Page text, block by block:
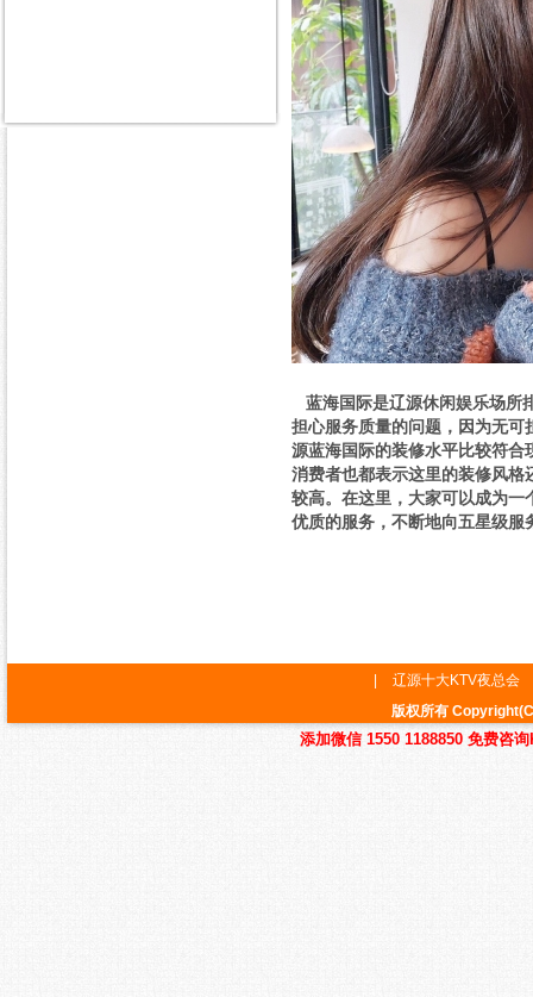
蓝海国际是辽源休闲娱乐场所
担心服务质量的问题，因为无
源蓝海国际的装修水平比较符
消费者也都表示这里的装修风
较高。在这里，大家可以成为一
优质的服务，不断地向五星级
辽源十大KTV夜总会
版权所有
添加微信 1550 1188850 免费咨